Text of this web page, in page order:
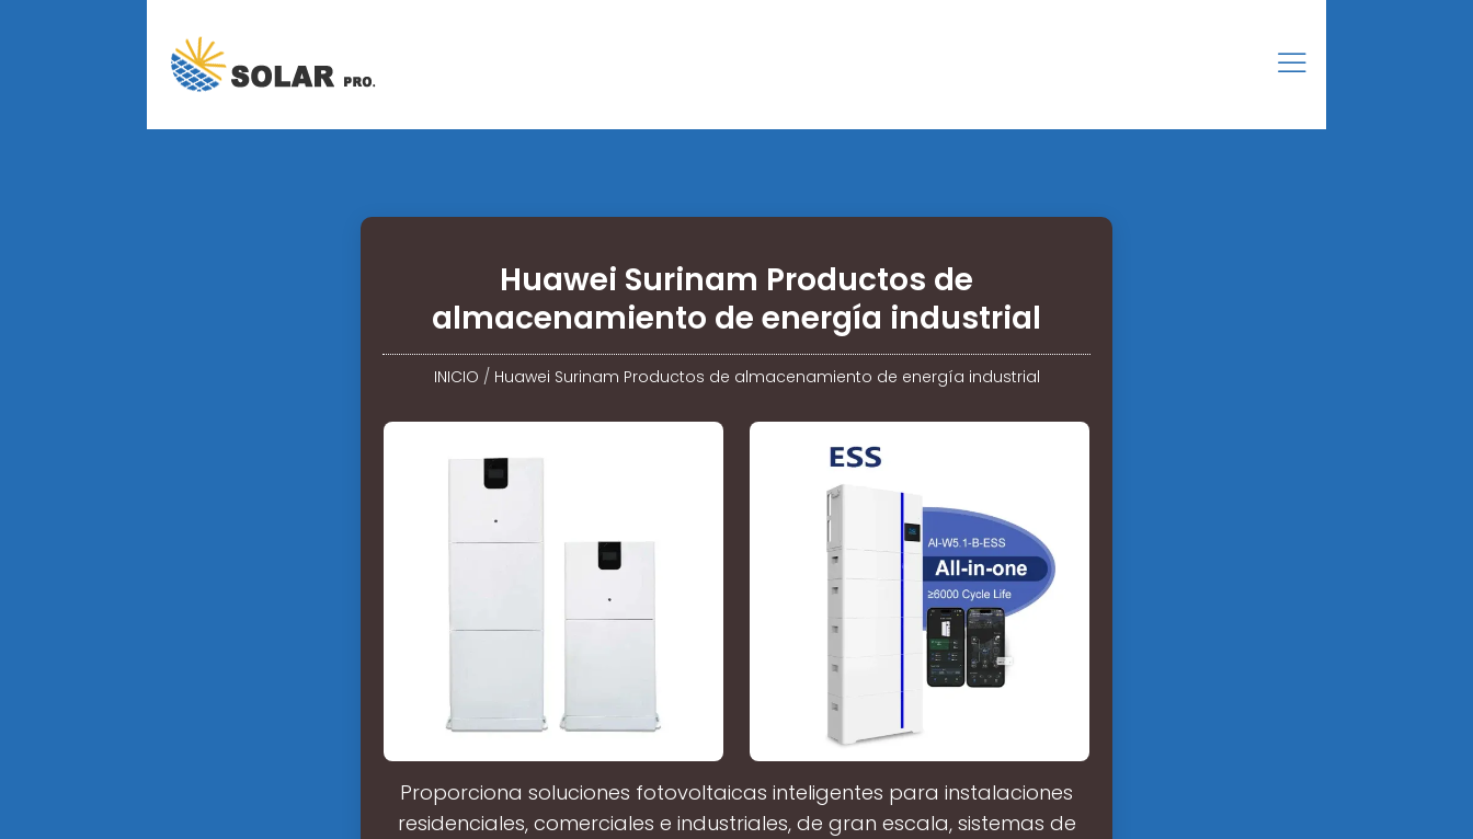
Huawei Surinam Productos de
almacenamiento de energía industrial
INICIO / Huawei Surinam Productos de almacenamiento de energía industrial
Proporciona soluciones fotovoltaicas inteligentes para instalaciones
residenciales, comerciales e industriales, de gran escala, sistemas de